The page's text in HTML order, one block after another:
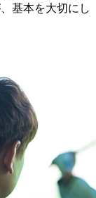
基本を大切にし